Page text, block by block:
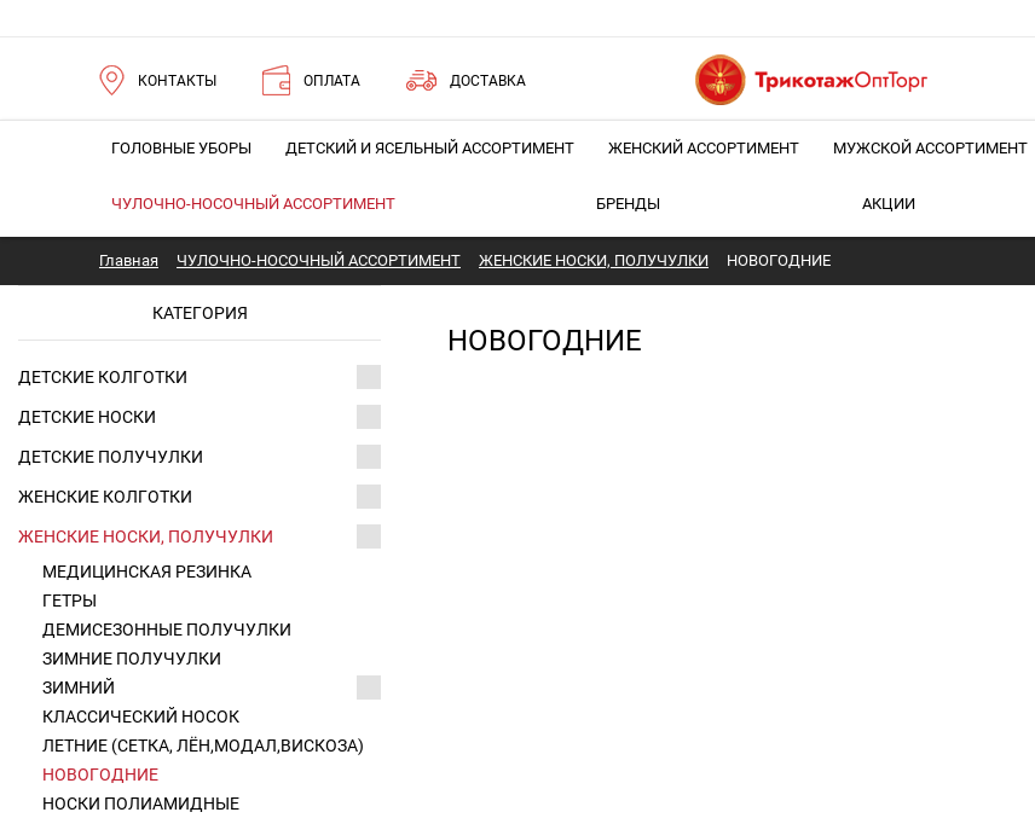
КОНТАКТЫ ОПЛАТА ДОСТАВКА
ГОЛОВНЫЕ УБОРЫ ДЕТСКИЙ И ЯСЕЛЬНЫЙ АССОРТИМЕНТ ЖЕНСКИЙ АССОРТИМЕНТ МУЖСКОЙ АССОРТИМЕНТ
ЧУЛОЧНО-НОСОЧНЫЙ АССОРТИМЕНТ БРЕНДЫ АКЦИИ
Главная ЧУЛОЧНО-НОСОЧНЫЙ АССОРТИМЕНТ ЖЕНСКИЕ НОСКИ, ПОЛУЧУЛКИ НОВОГОДНИЕ
КАТЕГОРИЯ
ДЕТСКИЕ КОЛГОТКИ
ДЕТСКИЕ НОСКИ
ДЕТСКИЕ ПОЛУЧУЛКИ
ЖЕНСКИЕ КОЛГОТКИ
ЖЕНСКИЕ НОСКИ, ПОЛУЧУЛКИ
МЕДИЦИНСКАЯ РЕЗИНКА
ГЕТРЫ
ДЕМИСЕЗОННЫЕ ПОЛУЧУЛКИ
ЗИМНИЕ ПОЛУЧУЛКИ
ЗИМНИЙ
КЛАССИЧЕСКИЙ НОСОК
ЛЕТНИЕ (СЕТКА, ЛЁН,МОДАЛ,ВИСКОЗА)
НОВОГОДНИЕ
НОСКИ ПОЛИАМИДНЫЕ
НОВОГОДНИЕ